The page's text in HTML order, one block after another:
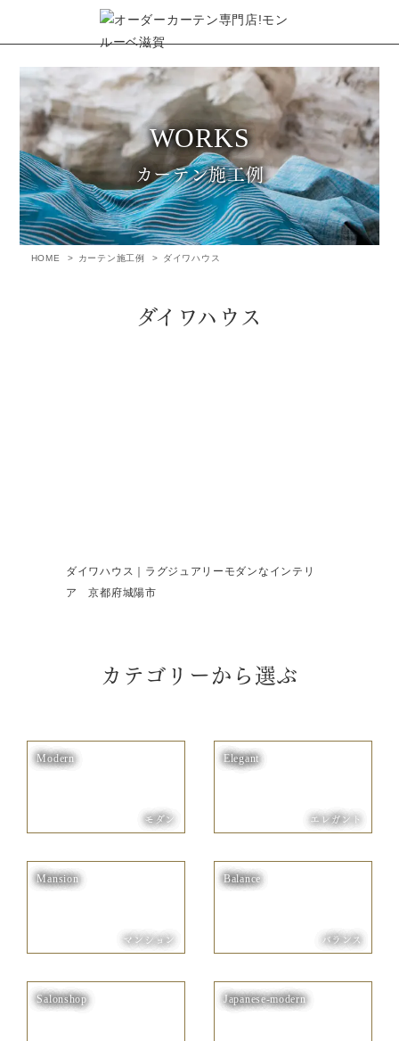
カーテン施工例
HOME カーテン施工例 ダイワハウス
ダイワハウス
ダイワハウス｜ラグジュアリーモダンなインテリ
ア 京都府城陽市
カテゴリーから選ぶ
Modern
モダン
Elegant
エレガント
Mansion
マンション
Balance
バランス
Salonshop Japanese-modern